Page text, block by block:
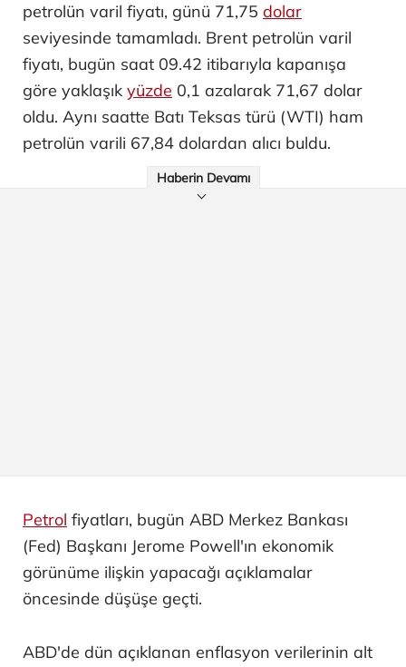
petrolün varil fiyatı, günü 71,75 dolar
seviyesinde tamamladı. Brent petrolün varil
fiyatı, bugün saat 09.42 itibarıyla kapanışa
göre yaklaşık yüzde 0,1 azalarak 71,67 dolar
oldu. Aynı saatte Batı Teksas türü (WTI) ham
petrolün varili 67,84 dolardan alıcı buldu.
Haberin Devamı
Petrol fiyatları, bugün ABD Merkez Bankası
(Fed) Başkanı Jerome Powell'ın ekonomik
görünüme ilişkin yapacağı açıklamalar
öncesinde düşüşe geçti.
ABD'de dün açıklanan enflasyon verilerinin alt